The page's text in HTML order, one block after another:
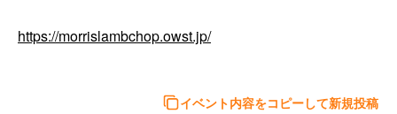
https://morrislambchop.owst.jp/
イベント内容をコピーして新規投稿